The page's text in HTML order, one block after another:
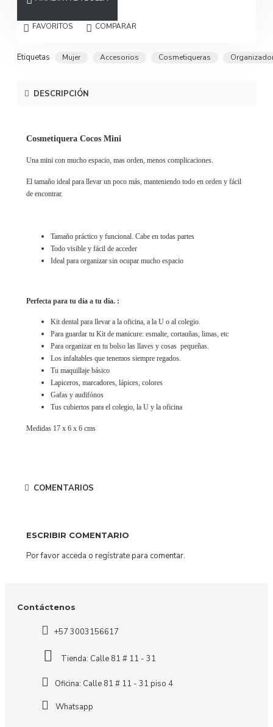
FAVORITOS COMPARAR
Etiquetas Mujer Accesorios Cosmetiqueras
DESCRIPCIÓN
Cosmetiquera Cocos Mini
Una mini con mucho espacio, mas orden, menos complicaciones.
El tamaño ideal para llevar un poco más, manteniendo todo en orden y fácil
de encontrar.
Tamaño práctico y funcional. Cabe en todas partes
Todo visible y fácil de acceder
Ideal para organizar sin ocupar mucho espacio
Perfecta para tu día a tu día. :
Kit dental para llevar a la oficina, a la U o al colegio.
Para guardar tu Kit de manicure: esmalte, cortauñas, limas, etc
Para organizar en tu bolso las llaves y cosas pequeñas.
Los infaltables que tenemos siempre regados.
Tu maquillaje básico
Lapiceros, marcadores, lápices, colores
Gafas y audifónos
Tus cubiertos para el colegio, la U y la oficina
Medidas 17 x 6 x 6 cms
COMENTARIOS
ESCRIBIR COMENTARIO
Por favor acceda o regístratepara comentar.
Contáctenos
+57 3003156617
Tienda: Calle 81 # 11 - 31
Oficina: Calle 81 # 11 - 31 piso 4
Whatsapp